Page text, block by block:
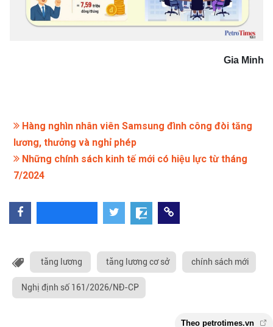
Gia Minh
Hàng nghìn nhân viên Samsung đình công đòi tăng
lương, thưởng và nghỉ phép
Những chính sách kinh tế mới có hiệu lực từ tháng
7/2024
tăng lương tăng lương cơ sở chính sách mới
Nghị định số 161/2026/NĐ-CP